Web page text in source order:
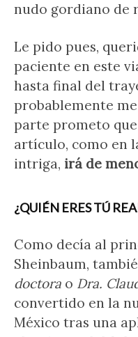
nudo gordiano de
Le pido pues,
paciente en este
hasta final del
probablemente
parte prometo
artículo, como en
intriga, irá de
¿QUIÉN ERES TÚ
Como decía al
Sheinbaum,
doctora o Dra.
convertido en la
México tras una